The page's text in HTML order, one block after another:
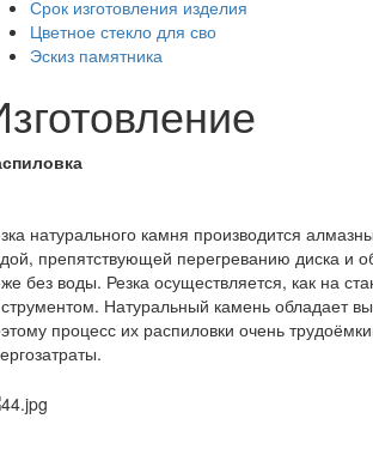
Срок изготовления изделия
Цветное стекло для сво
Эскиз памятника
натурального камня производится
препятствующей перегреванию диска и
без воды. Резка осуществляется, как на
Натуральный камень обладает
процесс их распиловки очень